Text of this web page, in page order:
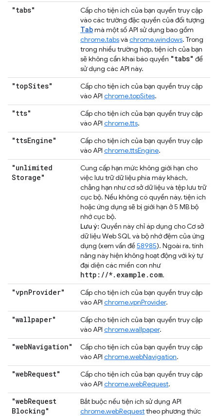
"tabs"
Cấp cho tiện ích của bạn quyền truy cập
vào các trường đặc quyền của đối tượng
Tabmà một số API sử dụng bao gồm
chrome.tabsvà chrome.windows. Trong
trong nhiều trường hợp, tiện ích của bạn
sẽ không cần khai báo quyền "tabs" để
sử dụng các API này.
"topSites"
Cấp cho tiện ích của bạn quyền truy cập
vào API chrome.topSites.
"tts"
Cấp cho tiện ích của bạn quyền truy cập
vào API chrome.tts.
"ttsEngine"
Cấp cho tiện ích của bạn quyền truy cập
vào API chrome.ttsEngine.
"unlimited
Storage"
Cung cấp hạn mức không giới hạn cho
việc lưu trữ dữ liệu phía máy khách,
chẳng hạn như cơ sở dữ liệu và tệp lưu trữ
cục bộ. Nếu không có quyền này, tiện ích
hoặc ứng dụng sẽ bị giới hạn ở 5 MB bộ
nhớ cục bộ.
Lưu ý: Quyền này chỉ áp dụng cho Cơ sở
dữ liệu Web SQL và bộ nhớ đệm của ứng
dụng (xem vấn đề58985). Ngoài ra, tính
năng này hiện không hoạt động với ký tự
đại diện các miền con như
http://*.example.com.
"vpnProvider"
Cấp cho tiện ích của bạn quyền truy cập
vào API chrome.vpnProvider.
"wallpaper"
Cấp cho tiện ích của bạn quyền truy cập
vào API chrome.wallpaper.
"webNavigation"
Cấp cho tiện ích của bạn quyền truy cập
vào API chrome.webNavigation.
"webRequest"
Cấp cho tiện ích của bạn quyền truy cập
vào API chrome.webRequest.
"webRequest
Blocking"
Bắt buộc nếu tiện ích sử dụng API
chrome.webRequesttheo phương thức